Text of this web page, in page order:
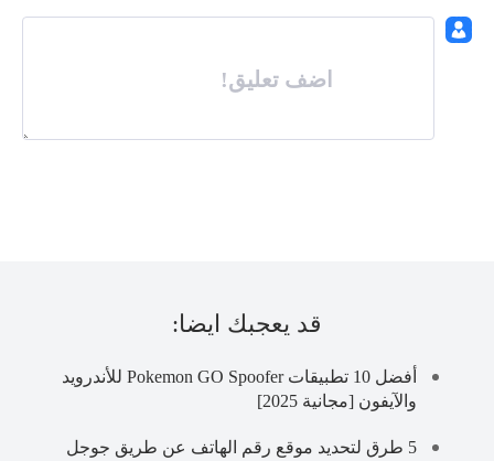
اضف تعليق!
قد يعجبك ايضا:
أفضل 10 تطبيقات Pokemon GO Spoofer للأندرويد
والآيفون [مجانية 2025]
5 طرق لتحديد موقع رقم الهاتف عن طريق جوجل